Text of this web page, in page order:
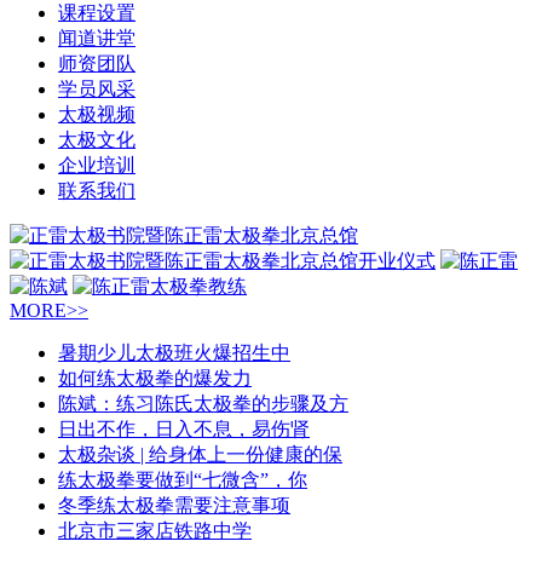
课程设置
闻道讲堂
师资团队
学员风采
太极视频
太极文化
企业培训
联系我们
MORE>>
暑期少儿太极班火爆招生中
如何练太极拳的爆发力
陈斌：练习陈氏太极拳的步骤及方
日出不作，日入不息，易伤肾
太极杂谈 | 给身体上一份健康的保
练太极拳要做到“七微含”，你
冬季练太极拳需要注意事项
北京市三家店铁路中学